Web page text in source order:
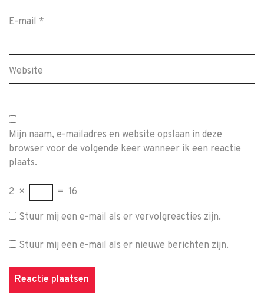
E-mail *
Website
Mijn naam, e-mailadres en website opslaan in deze
browser voor de volgende keer wanneer ik een reactie
plaats.
2 × = 16
Stuur mij een e-mail als er vervolgreacties zijn.
Stuur mij een e-mail als er nieuwe berichten zijn.